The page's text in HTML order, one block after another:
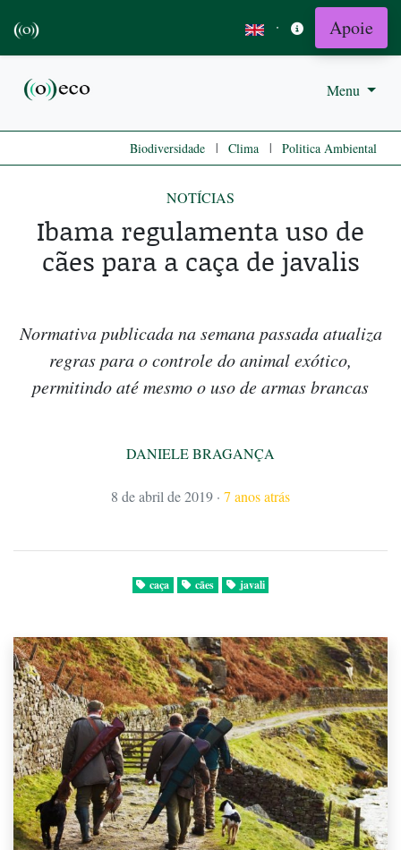
· Apoie
Menu
Biodiversidade | Clima | Politica Ambiental
NOTÍCIAS
Ibama regulamenta uso de
cães para a caça de javalis
Normativa publicada na semana passada atualiza
regras para o controle do animal exótico,
permitindo até mesmo o uso de armas brancas
DANIELE BRAGANÇA
8 de abril de 2019 · 7 anos atrás
caça cães javali